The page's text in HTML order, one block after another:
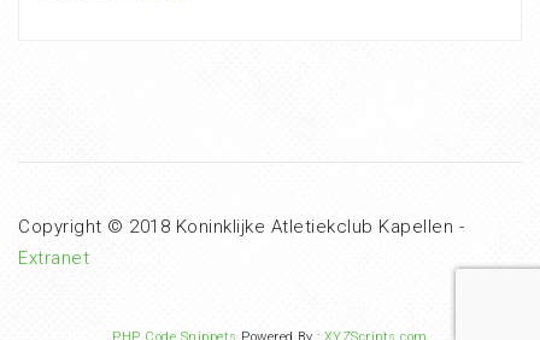
Copyright © 2018 Koninklijke Atletiekclub Kapellen -
Extranet